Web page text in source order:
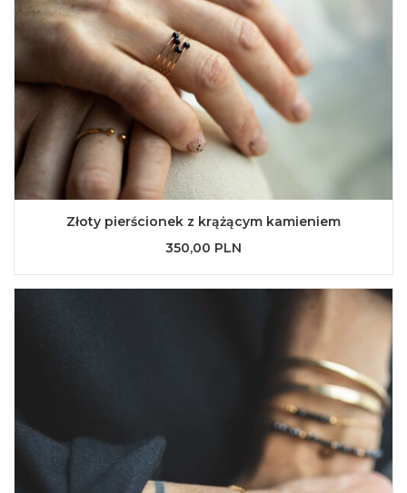
Złoty pierścionek z krążącym kamieniem
350,00 PLN